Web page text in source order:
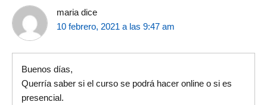
los
lectores
maria dice
10 febrero, 2021 a las 9:47 am
Buenos días,
Querría saber si el curso se podrá hacer online o si es
presencial.